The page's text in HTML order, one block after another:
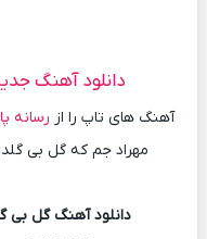
دانلود آهنگ
آهنگ های تاپ را از رسانه
مهراد جم که گل بی
دانلود آهنگ گل بی